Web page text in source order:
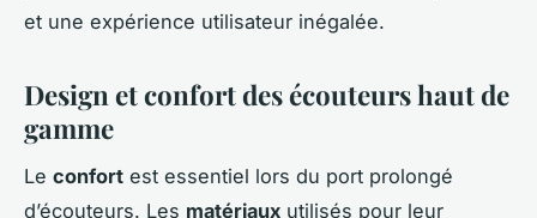
et une expérience utilisateur inégalée.
Design et confort des écouteurs haut de
gamme
Le confort est essentiel lors du port prolongé
d’écouteurs. Les matériaux utilisés pour leur